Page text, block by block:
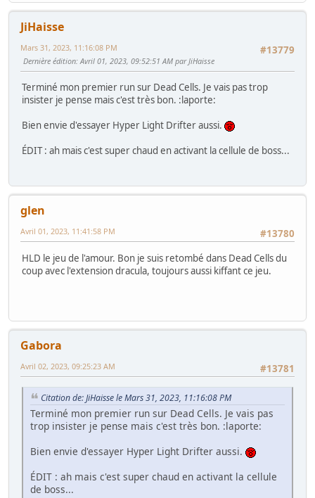
JiHaisse
#13779
Mars 31, 2023, 11:16:08 PM
Dernière édition: Avril 01, 2023, 09:52:51 AM par JiHaisse
Terminé mon premier run sur Dead Cells. Je vais pas trop
insister je pense mais c'est très bon. :laporte:
Bien envie d'essayer Hyper Light Drifter aussi.
ÉDIT : ah mais c'est super chaud en activant la cellule de boss...
glen
#13780
Avril 01, 2023, 11:41:58 PM
HLD le jeu de l'amour. Bon je suis retombé dans Dead Cells du
coup avec l'extension dracula, toujours aussi kiffant ce jeu.
Gabora
#13781
Avril 02, 2023, 09:25:23 AM
Citation de: JiHaisse le Mars 31, 2023, 11:16:08 PM
Terminé mon premier run sur Dead Cells. Je vais pas
trop insister je pense mais c'est très bon. :laporte:
Bien envie d'essayer Hyper Light Drifter aussi.
ÉDIT : ah mais c'est super chaud en activant la cellule
de boss...